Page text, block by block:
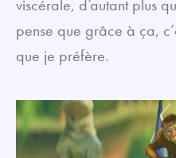
viscérale, d’autant plus
pense que grâce à ça,
que je préfère.